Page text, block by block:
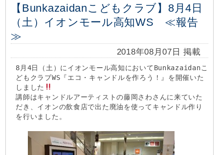
【Bunkazaidanこどもクラブ】8月4日
（土）イオンモール高知WS ≪報告
≫
2018年08月07日 掲載
8月4日（土）にイオンモール高知においてBunkazaidanこ
どもクラブWS『エコ・キャンドルを作ろう！』を開催いた
しました
講師はキャンドルアーティストの藤岡さわさんに来ていた
だき、イオンの飲食店で出た廃油を使ってキャンドル作り
を行いました。